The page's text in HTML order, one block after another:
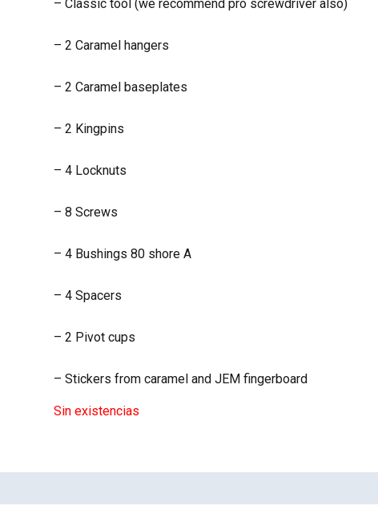
– Classic tool (we recommend pro screwdriver also)
– 2 Caramel hangers
– 2 Caramel baseplates
– 2 Kingpins
– 4 Locknuts
– 8 Screws
– 4 Bushings 80 shore A
– 4 Spacers
– 2 Pivot cups
– Stickers from caramel and JEM fingerboard
Sin existencias